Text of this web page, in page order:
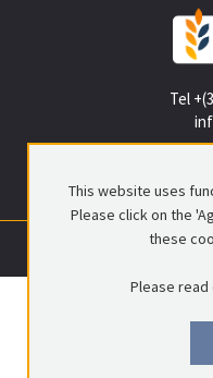
Tel
RPR Brussel
This website uses
Please click on the
these
Please read